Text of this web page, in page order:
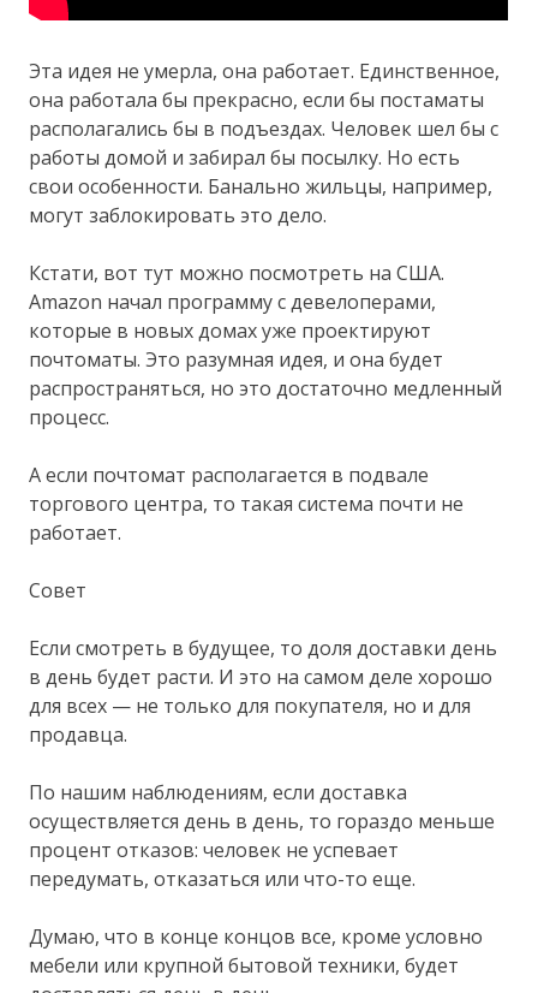
Эта идея не умерла, она работает. Единственное,
она работала бы прекрасно, если бы постаматы
располагались бы в подъездах. Человек шел бы с
работы домой и забирал бы посылку. Но есть
свои особенности. Банально жильцы, например,
могут заблокировать это дело.
Кстати, вот тут можно посмотреть на США.
Amazon начал программу с девелоперами,
которые в новых домах уже проектируют
почтоматы. Это разумная идея, и она будет
распространяться, но это достаточно медленный
процесс.
А если почтомат располагается в подвале
торгового центра, то такая система почти не
работает.
Совет
Если смотреть в будущее, то доля доставки день
в день будет расти. И это на самом деле хорошо
для всех — не только для покупателя, но и для
продавца.
По нашим наблюдениям, если доставка
осуществляется день в день, то гораздо меньше
процент отказов: человек не успевает
передумать, отказаться или что-то еще.
Думаю, что в конце концов все, кроме условно
мебели или крупной бытовой техники, будет